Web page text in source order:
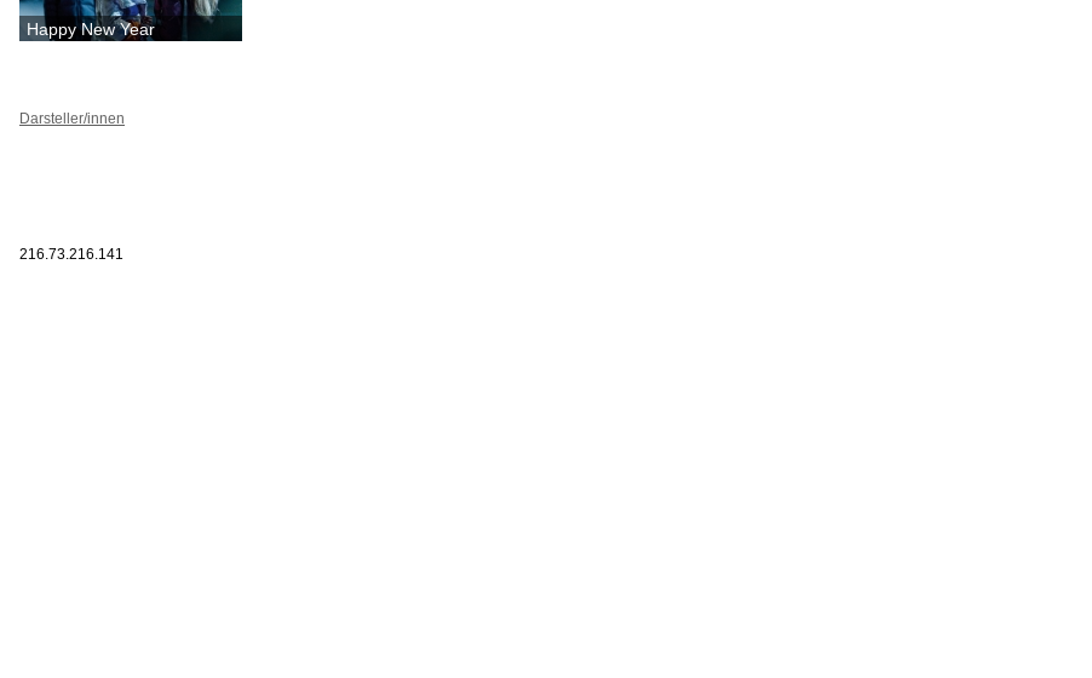
Happy New Year
Darsteller/innen
216.73.216.141